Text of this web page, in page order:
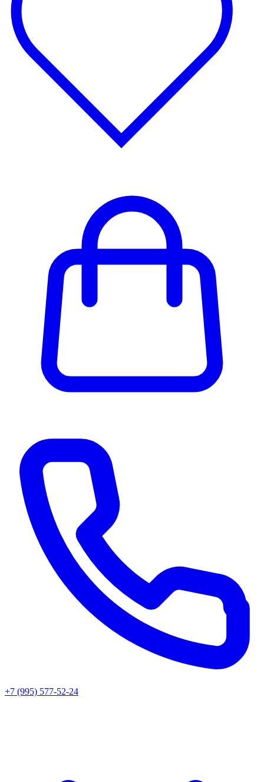
+7 (995) 577-52-24